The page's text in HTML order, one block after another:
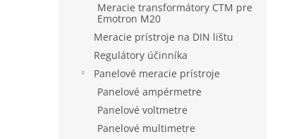
Meracie transformátory CTM pre
Emotron M20
Meracie prístroje na DIN lištu
Regulátory účinníka
Panelové meracie prístroje
Panelové ampérmetre
Panelové voltmetre
Panelové multimetre